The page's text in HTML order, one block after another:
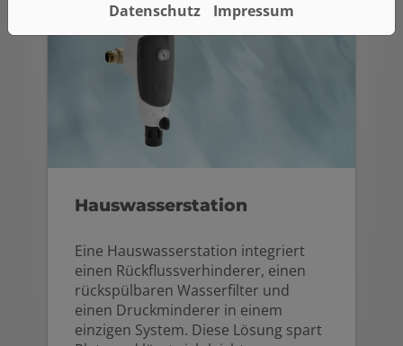
Hauswasserstation
Eine Hauswasserstation integriert
einen Rückflussverhinderer, einen
rückspülbaren Wasserfilter und
einen Druckminderer in einem
einzigen System. Diese Lösung spart
Datenschutz Impressum